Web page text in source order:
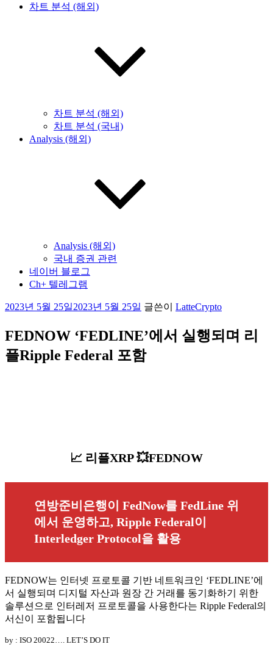
차트 분석 (해외)
차트 분석 (해외)
차트 분석 (국내)
Analysis (해외)
Analysis (해외)
국내 증권 관련
네이버 블로그
Ch+ 텔레그램
작
일
2023년 5월 25일2023년 5월 25일 글쓴이 LatteCrypto
FEDNOW ‘FEDLINE’에서 실행되며 리
플Ripple Federal 포함
📈 리플XRP 💥FEDNOW
연방준비은행이 FedNow를 FedLine 위
에서 운영하고, Ripple Federal이
Interledger Protocol을 활용
FEDNOW는 인터넷 프로토콜 기반 네트워크인 ‘FEDLINE’에
서 실행되며 디지털 자산과 원장 간 거래를 동기화하기 위한
솔루션으로 인터레저 프로토콜을 사용한다는 Ripple Federal의
서신이 포함됩니다
by : ISO 20022…. LET’S DO IT